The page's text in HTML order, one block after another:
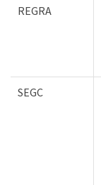
REGRA
SEGC